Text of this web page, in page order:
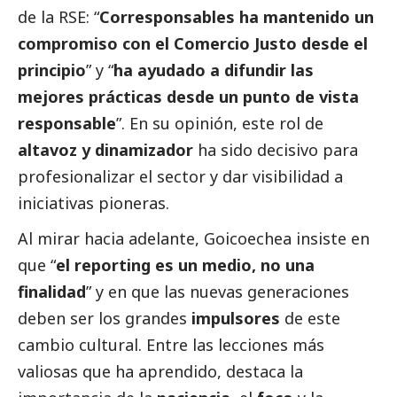
de la RSE: “Corresponsables ha mantenido un
compromiso con el Comercio Justo desde el
principio” y “ha ayudado a difundir las
mejores prácticas desde un punto de vista
responsable”. En su opinión, este rol de
altavoz y dinamizador ha sido decisivo para
profesionalizar el sector y dar visibilidad a
iniciativas pioneras.
Al mirar hacia adelante, Goicoechea insiste en
que “el reporting es un medio, no una
finalidad” y en que las nuevas generaciones
deben ser los grandes impulsores de este
cambio cultural. Entre las lecciones más
valiosas que ha aprendido, destaca la